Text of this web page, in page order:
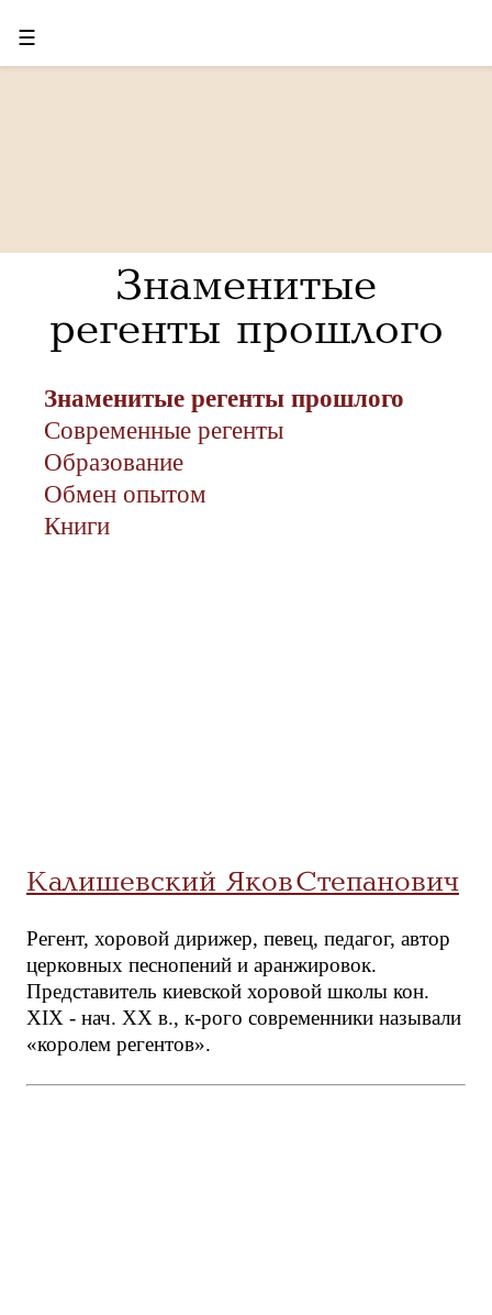
☰
Знаменитые
регенты прошлого
Знаменитые регенты прошлого
Современные регенты
Образование
Обмен опытом
Книги
Калишевский Яков Степанович
Регент, хоровой дирижер, певец, педагог, автор
церковных песнопений и аранжировок.
Представитель киевской хоровой школы кон.
ХIХ - нач. ХХ в., к-рого современники называли
«королем регентов».